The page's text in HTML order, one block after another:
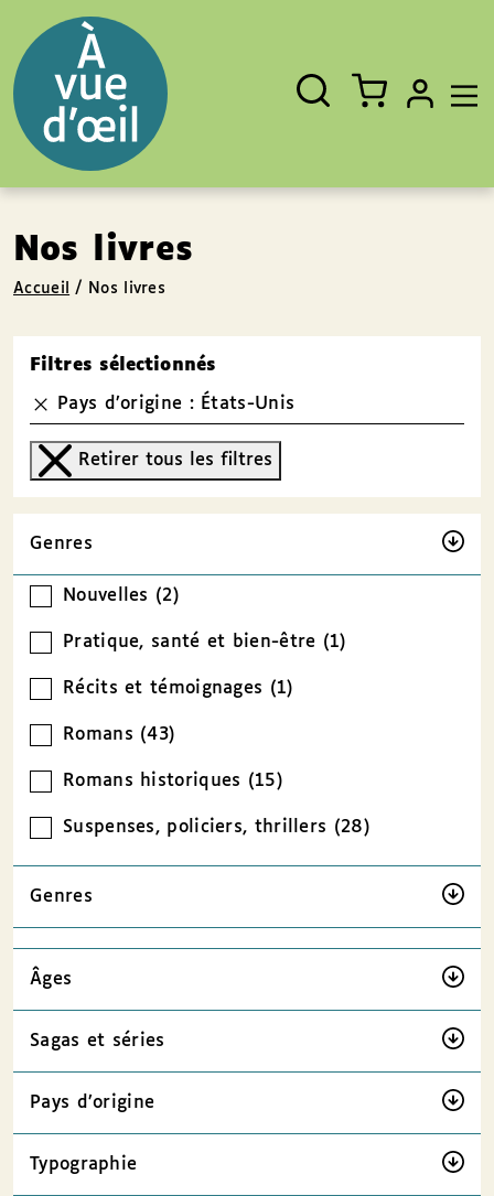
Fermer
Rechercher
un
livre,
un
auteur,
un
EAN
Nos livres
Accueil / Nos livres
Filtres sélectionnés
Pays d’origine : États-Unis
Retirer tous les filtres
Genres
Nouvelles (2)
Pratique, santé et bien-être (1)
Récits et témoignages (1)
Romans (43)
Romans historiques (15)
Suspenses, policiers, thrillers (28)
Genres
Âges
Sagas et séries
Pays d’origine
Typographie